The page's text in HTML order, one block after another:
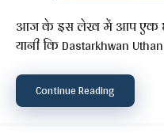
आज के इस लेख में आप एक
यानी कि Dastarkhwan
Continue Reading